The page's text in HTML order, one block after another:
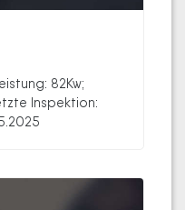
82Kw;
Inspektion: